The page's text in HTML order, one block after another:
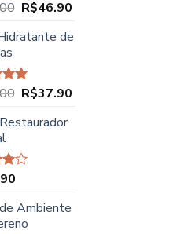
O
original
R$52.00.
R$46.90
atual
de
O
original
R$45.00.
R$37.90
Ambiente